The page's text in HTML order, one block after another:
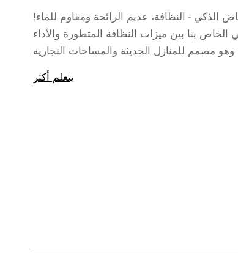
- النظافة، عديم الرائحة ومقاوم للماء!
بنا بين ميزات النظافة المتطورة والأداء
يتعلم أكثر